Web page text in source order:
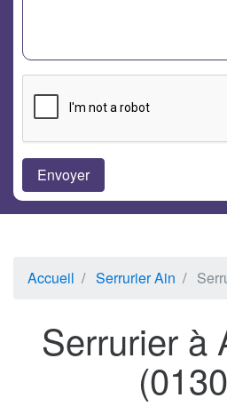
Accueil Serrurier Ain
Serrurier à